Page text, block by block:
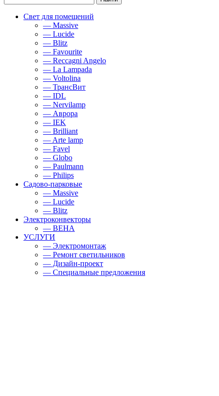
Свет для помещений
— Massive
— Lucide
— Blitz
— Favourite
— Reccagni Angelo
— La Lampada
— Voltolina
— ТрансВит
— IDL
— Nervilamp
— Аврора
— IEK
— Brilliant
— Arte lamp
— Favel
— Globo
— Paulmann
— Philips
Садово-парковые
— Massive
— Lucide
— Blitz
Электроконвекторы
— BEHA
УСЛУГИ
— Электромонтаж
— Ремонт светильников
— Дизайн-проект
— Специальные предложения